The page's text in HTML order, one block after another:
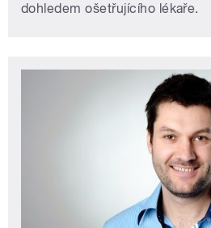
dohledem ošetřujícího lékaře.